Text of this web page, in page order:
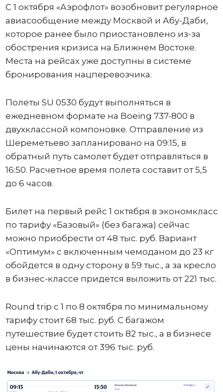
С 1 октября «Аэрофлот» возобновит регулярное
авиасообщение между Москвой и Абу-Даби,
которое ранее было приостановлено из-за
обострения кризиса на Ближнем Востоке.
Места на рейсах уже доступны в системе
бронирования нацперевозчика.
Полеты SU 0530 будут выполняться в
ежедневном формате на Boeing 737-800 в
двухклассной компоновке. Отправление из
Шереметьево запланировано на 09:15, в
обратный путь самолет будет отправляться в
16:50. Расчетное время полета составит от 5,5
до 6 часов.
Билет на первый рейс 1 октября в экономкласс
по тарифу «Базовый» (без багажа) сейчас
можно приобрести от 48 тыс. руб. Вариант
«Оптимум» с включенным чемоданом до 23 кг
обойдется в одну сторону в 59 тыс., а за кресло
в бизнес-классе придется выложить от 221 тыс.
Round trip с 1 по 8 октября по минимальному
тарифу стоит 68 тыс. руб. С багажом
путешествие будет стоить 82 тыс., а в бизнесе
цены начинаются от 396 тыс. руб.